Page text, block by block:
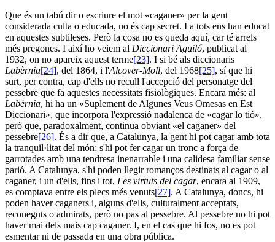
Que és un tabú dir o escriure el mot «caganer» per la gent
considerada culta o educada, no és cap secret. I a tots ens han educat
en aquestes subtileses. Però la cosa no es queda aquí, car té arrels
més pregones. I així ho veiem al Diccionari Aguiló, publicat al
1932, on no apareix aquest terme[23]. I si bé als diccionaris
Labèrnia[24], del 1864, i l'Alcover-Moll, del 1968[25], sí que hi
surt, per contra, cap d'ells no recull l'accepció del personatge del
pessebre que fa aquestes necessitats fisiològiques. Encara més: al
Labèrnia, hi ha un «Suplement de Algunes Veus Omesas en Est
Diccionari», que incorpora l'expressió nadalenca de «cagar lo tió»,
però que, paradoxalment, continua obviant «el caganer» del
pessebre[26]. És a dir que, a Catalunya, la gent hi pot cagar amb tota
la tranquil·litat del món; s'hi pot fer cagar un tronc a força de
garrotades amb una tendresa inenarrable i una calidesa familiar sense
parió. A Catalunya, s'hi poden llegir romanços destinats al cagar o al
caganer, i un d'ells, fins i tot, Les virtuts del cagar, encara al 1909,
es comptava entre els plecs més venuts[27]. A Catalunya, doncs, hi
poden haver caganers i, alguns d'ells, culturalment acceptats,
reconeguts o admirats, però no pas al pessebre. Al pessebre no hi pot
haver mai dels mais cap caganer. I, en el cas que hi fos, no es pot
esmentar ni de passada en una obra pública.